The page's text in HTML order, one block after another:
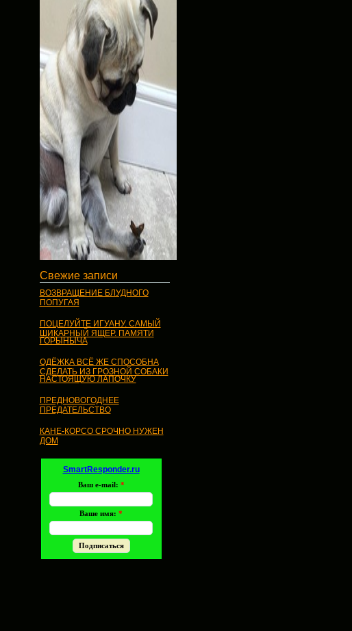
Свежие записи
ВОЗВРАЩЕНИЕ БЛУДНОГО
ПОПУГАЯ
ПОЦЕЛУЙТЕ ИГУАНУ. САМЫЙ
ШИКАРНЫЙ ЯЩЕР. ПАМЯТИ
ГОРЫНЫЧА
ОДЁЖКА ВСЁ ЖЕ СПОСОБНА
СДЕЛАТЬ ИЗ ГРОЗНОЙ СОБАКИ
НАСТОЯЩУЮ ЛАПОЧКУ
ПРЕДНОВОГОДНЕЕ
ПРЕДАТЕЛЬСТВО
КАНЕ-КОРСО СРОЧНО НУЖЕН
ДОМ
SmartResponder.ru
Ваш e-mail: *
Ваше имя: *